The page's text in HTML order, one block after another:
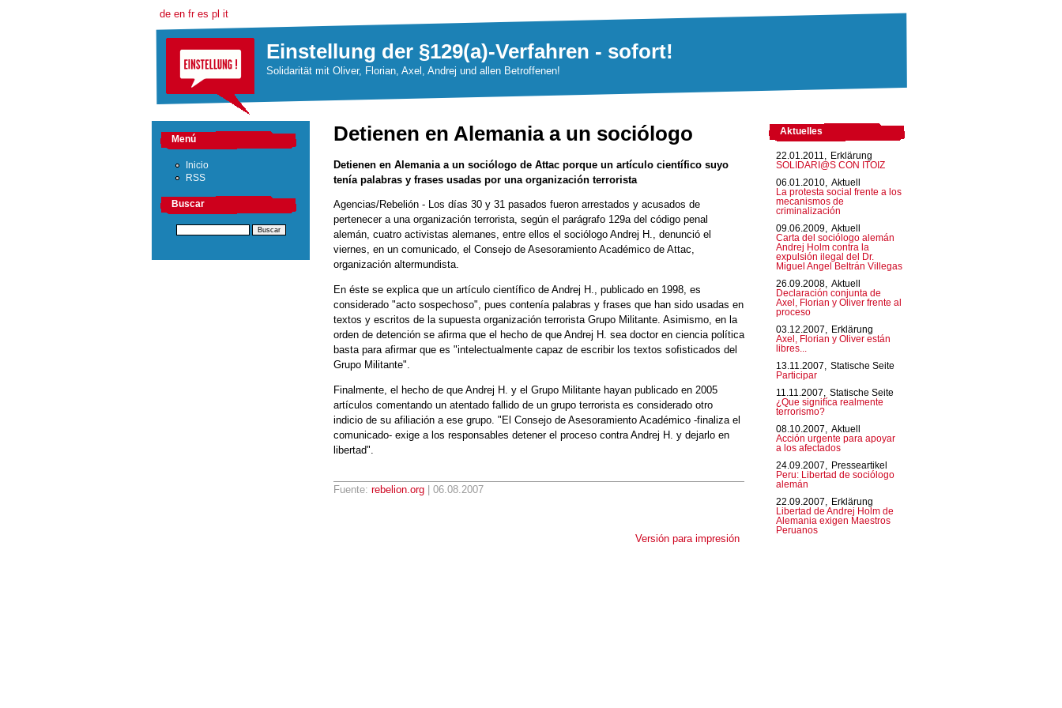
de en fr es pl it
Einstellung der §129(a)-Verfahren - sofort!
Solidarität mit Oliver, Florian, Axel, Andrej und allen Betroffenen!
Detienen en Alemania a un sociólogo
Detienen en Alemania a un sociólogo de Attac porque un artículo científico suyo
tenía palabras y frases usadas por una organización terrorista
Agencias/Rebelión - Los días 30 y 31 pasados fueron arrestados y acusados de
pertenecer a una organización terrorista, según el parágrafo 129a del código penal
alemán, cuatro activistas alemanes, entre ellos el sociólogo Andrej H., denunció el
viernes, en un comunicado, el Consejo de Asesoramiento Académico de Attac,
organización altermundista.
En éste se explica que un artículo científico de Andrej H., publicado en 1998, es
considerado "acto sospechoso", pues contenía palabras y frases que han sido usadas en
textos y escritos de la supuesta organización terrorista Grupo Militante. Asimismo, en la
orden de detención se afirma que el hecho de que Andrej H. sea doctor en ciencia política
basta para afirmar que es "intelectualmente capaz de escribir los textos sofisticados del
Grupo Militante".
Finalmente, el hecho de que Andrej H. y el Grupo Militante hayan publicado en 2005
artículos comentando un atentado fallido de un grupo terrorista es considerado otro
indicio de su afiliación a ese grupo. "El Consejo de Asesoramiento Académico -finaliza el
comunicado- exige a los responsables detener el proceso contra Andrej H. y dejarlo en
libertad".
Fuente: rebelion.org | 06.08.2007
Versión para impresión
Menú
Inicio
RSS
Buscar
Aktuelles
22.01.2011,
Erklärung
SOLIDARI@S CON ITOIZ
06.01.2010,
Aktuell
La protesta social frente a los
mecanismos de
criminalización
09.06.2009,
Aktuell
Carta del sociólogo alemán
Andrej Holm contra la
expulsión ilegal del Dr.
Miguel Angel Beltrán Villegas
26.09.2008,
Aktuell
Declaración conjunta de
Axel, Florian y Oliver frente al
proceso
03.12.2007,
Erklärung
Axel, Florian y Oliver están
libres...
13.11.2007,
Statische Seite
Participar
11.11.2007,
Statische Seite
¿Que signifíca realmente
terrorismo?
08.10.2007,
Aktuell
Acción urgente para apoyar
a los afectados
24.09.2007,
Presseartikel
Peru: Libertad de sociólogo
alemán
22.09.2007,
Erklärung
Libertad de Andrej Holm de
Alemania exigen Maestros
Peruanos